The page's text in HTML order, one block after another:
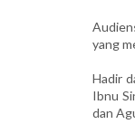
yang
Hadir
Ibnu
dan